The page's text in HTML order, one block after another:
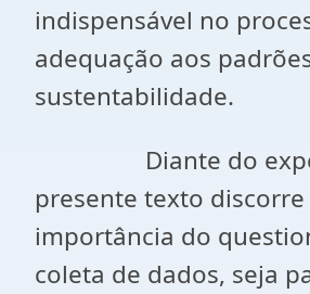
indispensável no
adequação aos
sustentabilidade.
Diante do
presente texto discorre
importância do
coleta de dados, seja